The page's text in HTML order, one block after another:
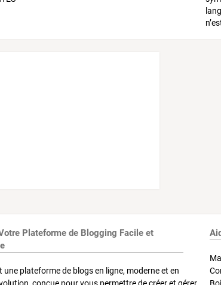
Plateforme de Blogging Facile et
une plateforme de blogs en ligne, moderne et en